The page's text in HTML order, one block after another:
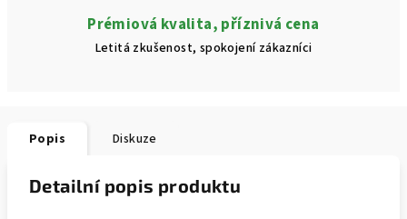
Prémiová kvalita, příznivá cena
Letitá zkušenost, spokojení zákazníci
Popis Diskuze
Detailní popis produktu